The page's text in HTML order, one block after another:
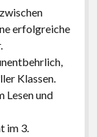
erfolgreiche
Klassen.
Lesen und
im 3.